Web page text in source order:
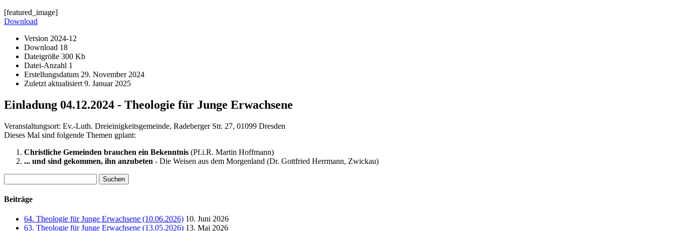
[featured_image]
Download
Version 2024-12
Download 18
Dateigröße 300 Kb
Datei-Anzahl 1
Erstellungsdatum 29. November 2024
Zuletzt aktualisiert 9. Januar 2025
Einladung 04.12.2024 - Theologie für Junge Erwachsene
Veranstaltungsort: Ev.-Luth. Dreieinigkeitsgemeinde, Radeberger Str. 27, 01099 Dresden
Dieses Mal sind folgende Themen gplant:
Christliche Gemeinden brauchen ein Bekenntnis (Pf.i.R. Martin Hoffmann)
... und sind gekommen, ihn anzubeten - Die Weisen aus dem Morgenland (Dr. Gottfried Herrmann, Zwickau)
nach:
Beiträge
64. Theologie für Junge Erwachsene (10.06.2026) 10. Juni 2026
63. Theologie für Junge Erwachsene (13.05.2026) 13. Mai 2026